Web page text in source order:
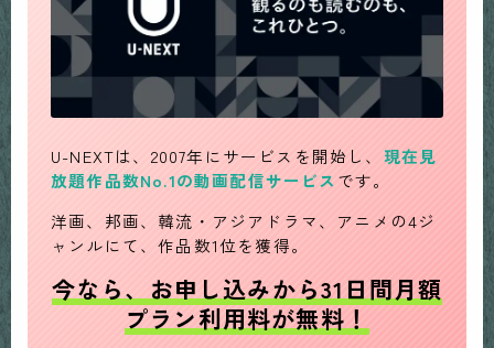
U-NEXTは、2007年にサービスを開始し、 現在見
放題作品数No.1の動画配信サービス です。
洋画、邦画、韓流・アジアドラマ、アニメの4ジ
ャンルにて、作品数1位を獲得。
今なら、お申し込みから31日間月額
プラン利用料が無料！